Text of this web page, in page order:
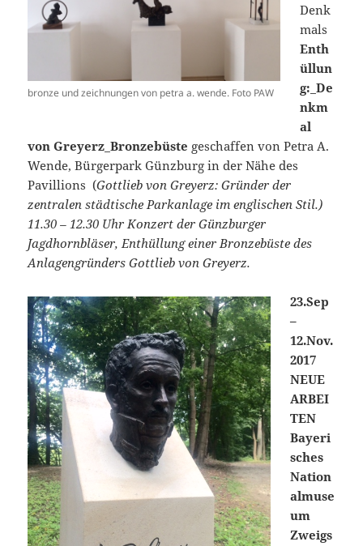
bronze und zeichnungen von petra a. wende. Foto PAW
Denk
mals
Enth
üllun
g:_De
nkm
al
von Greyerz_Bronzebüste geschaffen von Petra A.
Wende, Bürgerpark Günzburg in der Nähe des
Pavillions (Gottlieb von Greyerz: Gründer der
zentralen städtische Parkanlage im englischen Stil.)
11.30 – 12.30 Uhr Konzert der Günzburger
Jagdhornbläser, Enthüllung einer Bronzebüste des
Anlagengründers Gottlieb von Greyerz.
23.Sep
–
12.Nov.
2017
NEUE
ARBEI
TEN
Bayeri
sches
Nation
almuse
um
Zweigs